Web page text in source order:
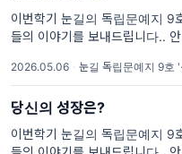
#독립
#시작
#1년
이번학기 눈길의 독립문예지 9
들의 이야기를 보내드립니다..
같은 글들을 출판으로 아름답게
2026.05.06 · 눈길 독립문예지 9호
당신의 성장은?
이번학기 눈길의 독립문예지 9